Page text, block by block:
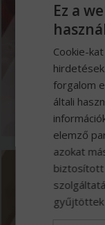
Jól felszerelt 13
Mercedes-Benz
Ez a
Cookie-
forgalom
általi
elemző
azokat
biztosított